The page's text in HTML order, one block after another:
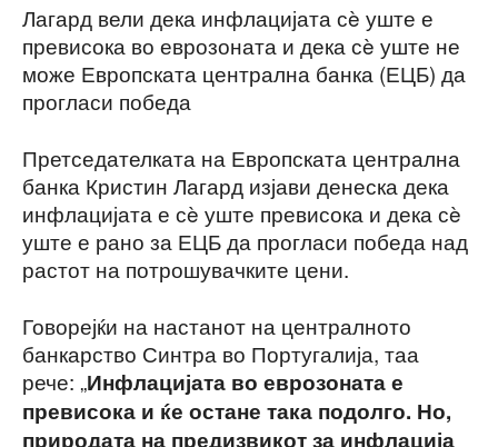
Лагард вели дека инфлацијата сè уште е
превисока во еврозоната и дека сè уште не
може Европската централна банка (ЕЦБ) да
прогласи победа
Претседателката на Европската централна
банка Кристин Лагард изјави денеска дека
инфлацијата е сè уште превисока и дека сè
уште е рано за ЕЦБ да прогласи победа над
растот на потрошувачките цени.
Говорејќи на настанот на централното
банкарство Синтра во Португалија, таа
рече: „Инфлацијата во еврозоната е
превисока и ќе остане така подолго. Но,
природата на предизвикот за инфлација